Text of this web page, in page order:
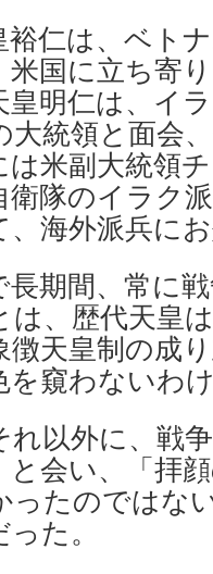
裕仁は、ベト
米国に立ち寄
皇明仁は、イ
大統領と面会
は米副大統領
衛隊のイラク
、海外派兵に
長期間、常に
は、歴代天皇
徴天皇制の成
を窺わないわ
れ以外に、戦
と会い、「拝
ったのではな
た。